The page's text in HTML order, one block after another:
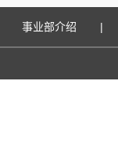
事业部介绍 |